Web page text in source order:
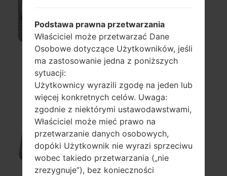
A190
A190B
Podstawa prawna przetwarzania
Właściciel może przetwarzać Dane
Osobowe dotyczące Użytkowników, jeśli
ma zastosowanie jedna z poniższych
sytuacji:
Użytkownicy wyrazili zgodę na jeden lub
więcej konkretnych celów. Uwaga:
zgodnie z niektórymi ustawodawstwami,
Właściciel może mieć prawo na
przetwarzanie danych osobowych,
dopóki Użytkownik nie wyrazi sprzeciwu
wobec takiedo przetwarzania („nie
zrezygnuje”), bez konieczności